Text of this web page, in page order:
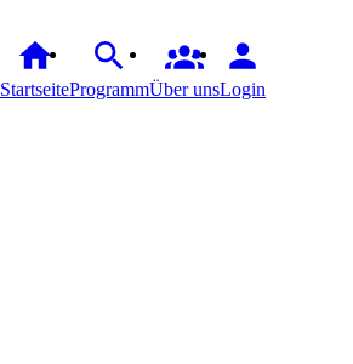
StartseiteProgrammÜber unsLogin